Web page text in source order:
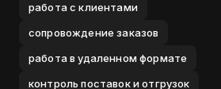
работа с клиентами
сопровождение заказов
работа в удаленном формате
контроль поставок и отгрузок